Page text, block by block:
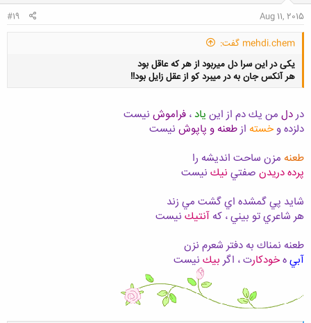
Aug 11, 2015
#19
mehdi.chem گفت:
یکی در این سرا دل میربود از هر که عاقل بود
هر آنکس جان به در میبرد کو از عقل زایل بود!!
کلیک کنید تا باز شود...
دردل من يك دم از اين ياد ، فراموش نيست
دلزده وخسته ازطعنه و پاپوش نيست
طعنه مزن ساحت انديشه را
پرده دريدن صفتي نيك نيست
شايد پي گمشده اي گشت مي زند
هر شاعري تو بيني ، كه آنتيك نيست
طعنه نمناك به دفتر شعرم نزن
آبيهخودكارت ، اگربيك نيست